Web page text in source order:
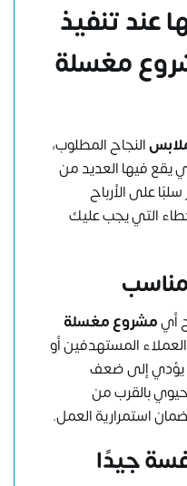
عند تنفيذ
مغسلة
النجاح المطلوب،
يقع فيها العديد من
على الأرباح
التي يجب عليك
أيمشروع مغسلة
المستهدفين أو
يؤدي إلى ضعف
حيوي بالقرب من
استمرارية العمل.